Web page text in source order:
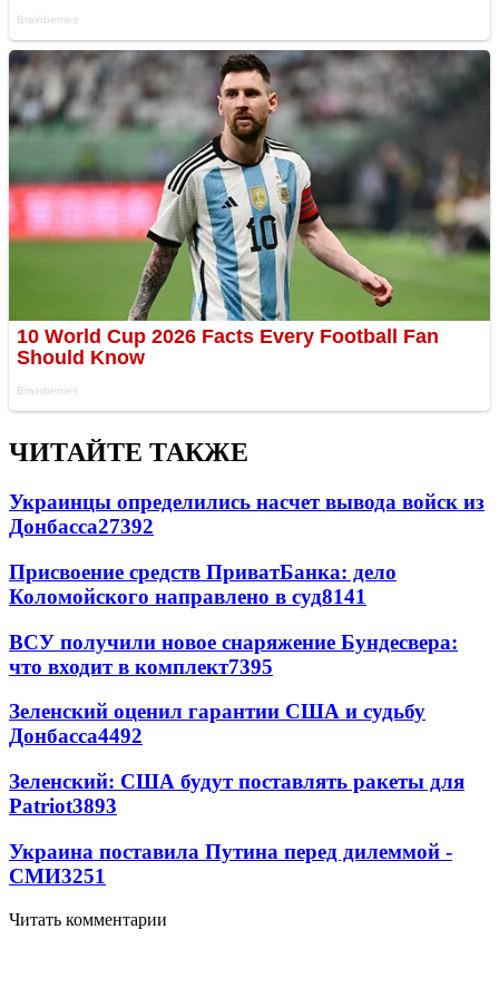
ЧИТАЙТЕ ТАКЖЕ
Украинцы определились насчет вывода войск из
Донбасса27392
Присвоение средств ПриватБанка: дело
Коломойского направлено в суд8141
ВСУ получили новое снаряжение Бундесвера:
что входит в комплект7395
Зеленский оценил гарантии США и судьбу
Донбасса4492
Зеленский: США будут поставлять ракеты для
Patriot3893
Украина поставила Путина перед дилеммой -
СМИ3251
Читать комментарии